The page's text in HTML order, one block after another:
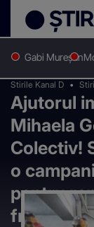
Gabi Mureșan
Stirile Kanal D
Ajutorul
Mihaela
Colectiv!
o
pentru
frumos